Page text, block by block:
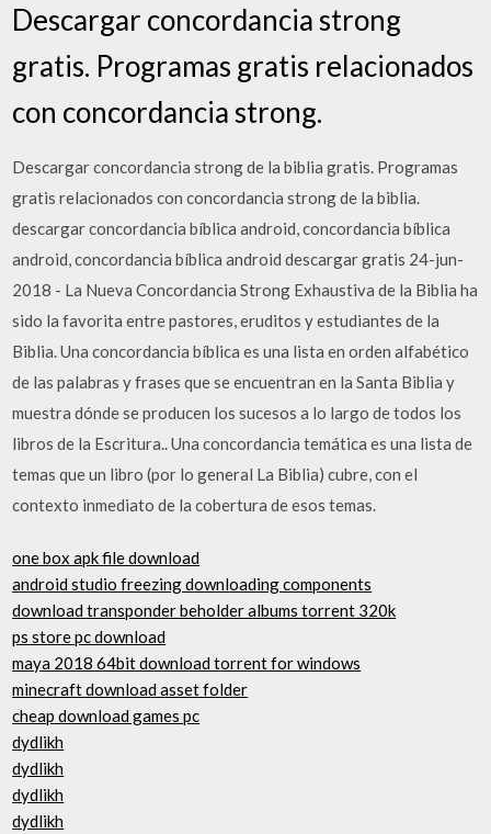
Descargar concordancia strong
gratis. Programas gratis relacionados
con concordancia strong.
Descargar concordancia strong de la biblia gratis. Programas
gratis relacionados con concordancia strong de la biblia.
descargar concordancia bíblica android, concordancia bíblica
android, concordancia bíblica android descargar gratis 24-jun-
2018 - La Nueva Concordancia Strong Exhaustiva de la Biblia ha
sido la favorita entre pastores, eruditos y estudiantes de la
Biblia. Una concordancia bíblica es una lista en orden alfabético
de las palabras y frases que se encuentran en la Santa Biblia y
muestra dónde se producen los sucesos a lo largo de todos los
libros de la Escritura.. Una concordancia temática es una lista de
temas que un libro (por lo general La Biblia) cubre, con el
contexto inmediato de la cobertura de esos temas.
one box apk file download
android studio freezing downloading components
download transponder beholder albums torrent 320k
ps store pc download
maya 2018 64bit download torrent for windows
minecraft download asset folder
cheap download games pc
dydlikh
dydlikh
dydlikh
dydlikh